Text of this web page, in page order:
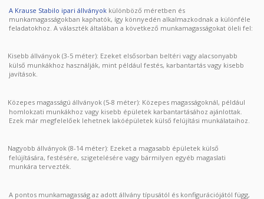
A Krause Stabilo ipari állványok különböző méretben és
munkamagasságokban kaphatók, így könnyedén alkalmazkodnak a különféle
feladatokhoz. A választék általában a következő munkamagasságokat öleli fel:
Kisebb állványok (3-5 méter): Ezeket elsősorban beltéri vagy alacsonyabb
külső munkákhoz használják, mint például festés, karbantartás vagy kisebb
javítások.
Közepes magasságú állványok (5-8 méter): Közepes magasságoknál, például
homlokzati munkákhoz vagy kisebb épületek karbantartásához ajánlottak.
Ezek már megfelelőek lehetnek lakóépületek külső felújítási munkálataihoz.
Nagyobb állványok (8-14 méter): Ezeket a magasabb épületek külső
felújítására, festésére, szigetelésére vagy bármilyen egyéb magaslati
munkára tervezték.
A pontos munkamagasság az adott állvány típusától és konfigurációjától függ,